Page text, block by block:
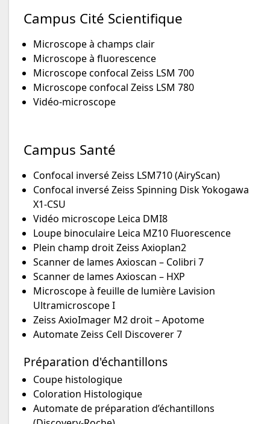
Campus Cité Scientifique
Microscope à champs clair
Microscope à fluorescence
Microscope confocal Zeiss LSM 700
Microscope confocal Zeiss LSM 780
Vidéo-microscope
Campus Santé
Confocal inversé Zeiss LSM710 (AiryScan)
Confocal inversé Zeiss Spinning Disk Yokogawa
X1-CSU
Vidéo microscope Leica DMI8
Loupe binoculaire Leica MZ10 Fluorescence
Plein champ droit Zeiss Axioplan2
Scanner de lames Axioscan – Colibri 7
Scanner de lames Axioscan – HXP
Microscope à feuille de lumière Lavision
Ultramicroscope I
Zeiss AxioImager M2 droit – Apotome
Automate Zeiss Cell Discoverer 7
Préparation d'échantillons
Coupe histologique
Coloration Histologique
Automate de préparation d’échantillons